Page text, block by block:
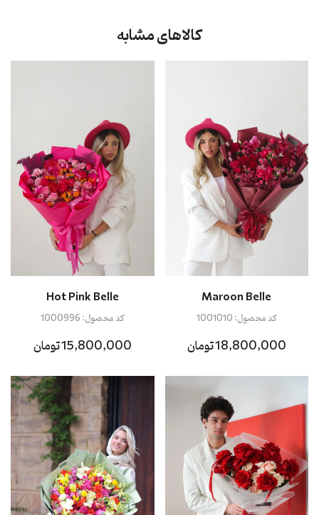
کالاهای مشابه
Maroon Belle
18,800,000 تومان
کد محصول:1001010
Hot Pink Belle
15,800,000 تومان
کد محصول:1000996